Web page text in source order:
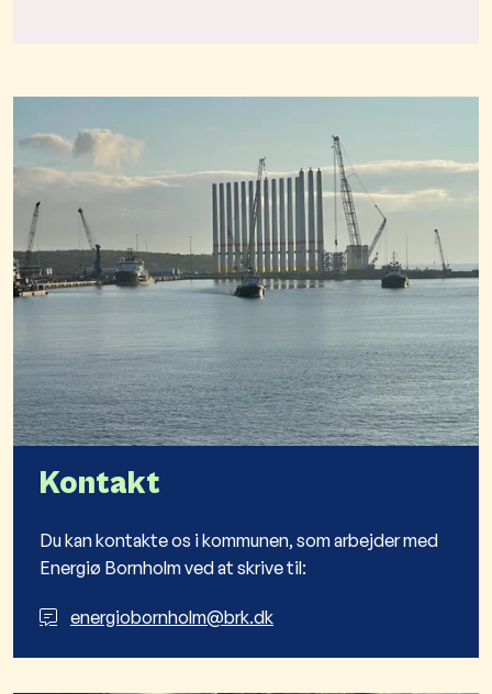
Kontakt
Du kan kontakte os i kommunen, som arbejder med
Energiø Bornholm ved at skrive til:
energiobornholm@brk.dk